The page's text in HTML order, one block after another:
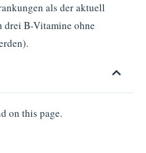
als der aktuell
drei B-Vitamine ohne
on this page.